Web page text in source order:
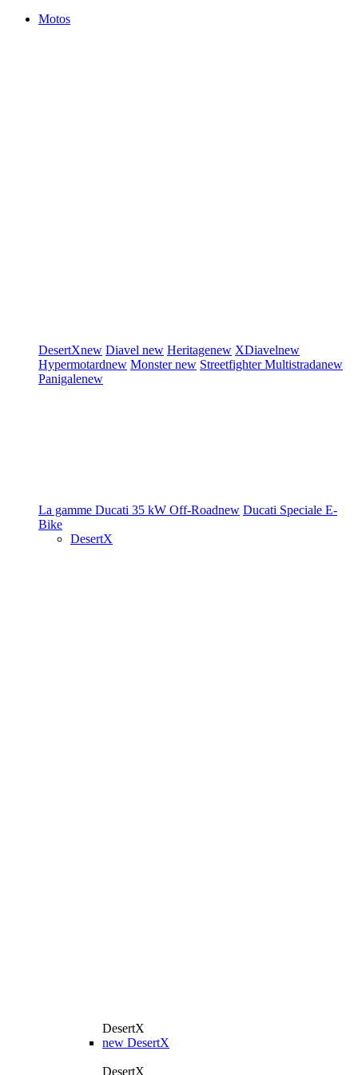
Motos
DesertXnew Diavel new Heritagenew XDiavelnew
Hypermotardnew Monsternew StreetfighterMultistradanew
Panigalenew
La gamme Ducati 35 kW Off-Roadnew Ducati Speciale E-
Bike
DesertX
DesertX
new DesertX
DesertX